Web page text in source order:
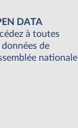
DATA
à toutes
données de
nationale